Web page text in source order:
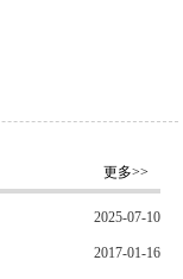
更多>>
2025-07-10
2017-01-16